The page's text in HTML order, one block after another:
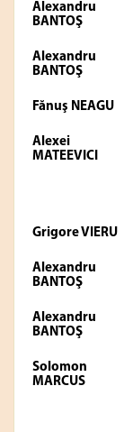
Alexandru
BANTOŞ
Alexandru
BANTOŞ
Fănuş NEAGU
Alexei
MATEEVICI
Grigore VIERU
Alexandru
BANTOŞ
Alexandru
BANTOŞ
Solomon
MARCUS